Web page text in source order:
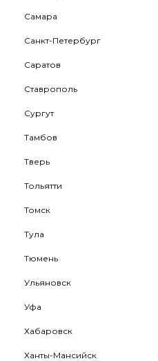
Самара
Санкт-Петербург
Саратов
Ставрополь
Сургут
Тамбов
Тверь
Тольятти
Томск
Тула
Тюмень
Ульяновск
Уфа
Хабаровск
Ханты-Мансийск